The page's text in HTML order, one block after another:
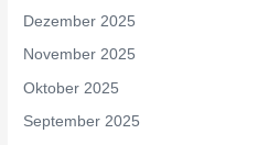
Dezember 2025
November 2025
Oktober 2025
September 2025